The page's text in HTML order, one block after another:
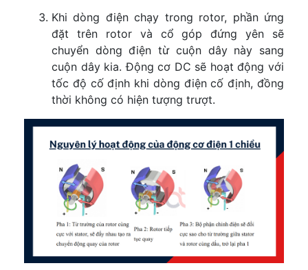
Khi dòng điện chạy trong rotor, phần ứng
đặt trên rotor và cổ góp đứng yên sẽ
chuyển dòng điện từ cuộn dây này sang
cuộn dây kia. Động cơ DC sẽ hoạt động với
tốc độ cố định khi dòng điện cố định, đồng
thời không có hiện tượng trượt.